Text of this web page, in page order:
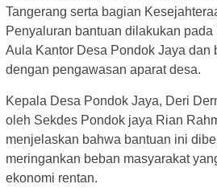
Tangerang serta bagian
Penyaluran bantuan dilakukan pada
Aula Kantor Desa Pondok Jaya dan
dengan pengawasan aparat desa.
Kepala Desa Pondok Jaya, Deri
oleh Sekdes Pondok jaya Rian
menjelaskan bahwa bantuan ini
meringankan beban masyarakat
ekonomi rentan.